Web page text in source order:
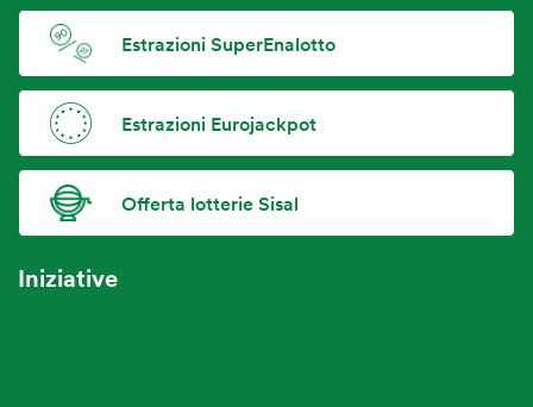
Estrazioni SuperEnalotto
Estrazioni Eurojackpot
Offerta lotterie Sisal
Iniziative